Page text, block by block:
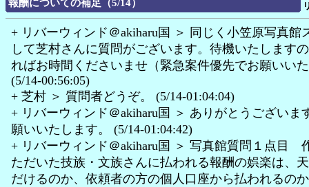
報酬についての補足（5/14）
+ リバーウィンド＠akiharu国 ＞ 同じく小笠原写真館
して芝村さんに質問がございます。待機いたします
ればお時間くださいませ（緊急案件優先でお願いい
(5/14-00:56:05)
+ 芝村 ＞ 質問者どうぞ。 (5/14-01:04:04)
+ リバーウィンド＠akiharu国 ＞ ありがとうございま
願いいたします。 (5/14-01:04:42)
+ リバーウィンド＠akiharu国 ＞ 写真館質問１点目
ただいた技族・文族さんに払われる報酬の娯楽は、
だけるのか、依頼者の方の個人口座から払われるの